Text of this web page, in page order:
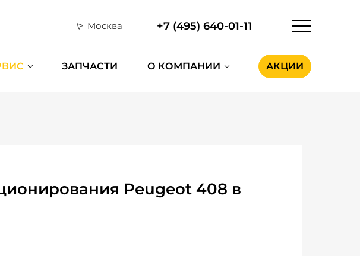
Москва +7 (495) 640-01-11
ЗАПЧАСТИ О КОМПАНИИ АКЦИИ
Peugeot 408 в